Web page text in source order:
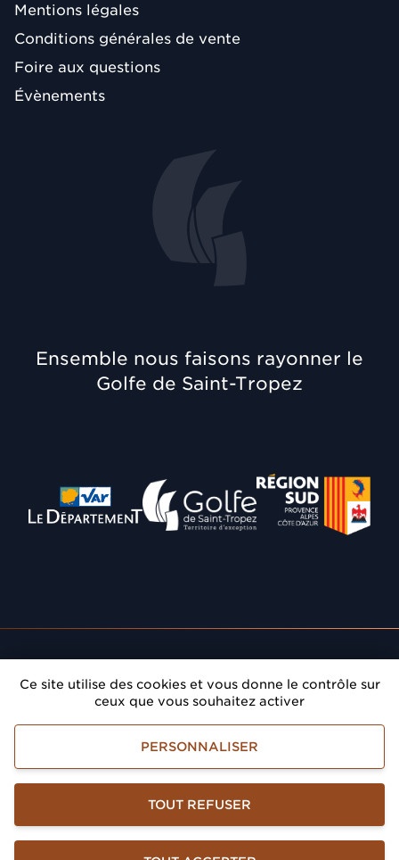
Ce site utilise des cookies et vous donne le contrôle sur
ceux que vous souhaitez activer
TOUT REFUSER
PERSONNALISER
Mentions légales
Conditions générales de vente
Foire aux questions
Évènements
Ensemble nous faisons rayonner le
Golfe de Saint-Tropez
Département du VarCommunauté de Communes
dans le Golfe de Saint-Tropez
Golfe de Saint-Tropez Développement
Mentions légales
Gestion des informations personnelles